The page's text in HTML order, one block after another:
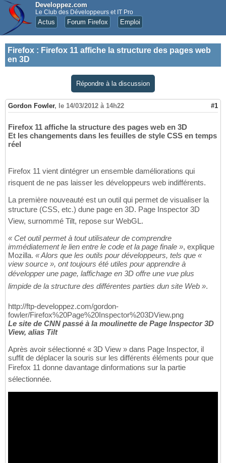
Developpez.com
Le Club des Développeurs et IT Pro
Actus Forum Firefox Emploi
Firefox : Firefox 11 affiche la structure des pages web
en 3D
Répondre à la discussion
Gordon Fowler, le 14/03/2012 à 14h22 #1
Firefox 11 affiche la structure des pages web en 3D
Et les changements dans les feuilles de style CSS en temps
réel
Firefox 11 vient dintégrer un ensemble daméliorations qui
risquent de ne pas laisser les développeurs web indifférents.
La première nouveauté est un outil qui permet de visualiser la
structure (CSS, etc.) dune page en 3D. Page Inspector 3D
View, surnommé Tilt, repose sur WebGL.
« Cet outil permet à tout utilisateur de comprendre
immédiatement le lien entre le code et la page finale », explique
Mozilla. « Alors que les outils pour développeurs, tels que «
view source », ont toujours été utiles pour apprendre à
développer une page, laffichage en 3D offre une vue plus
limpide de la structure des différentes parties dun site Web ».
http://ftp-developpez.com/gordon-
fowler/Firefox%20Page%20Inspector%203DView.png
Le site de CNN passé à la moulinette de Page Inspector 3D
View, alias Tilt
Après avoir sélectionné « 3D View » dans Page Inspector, il
suffit de déplacer la souris sur les différents éléments pour que
Firefox 11 donne davantage dinformations sur la partie
sélectionnée.